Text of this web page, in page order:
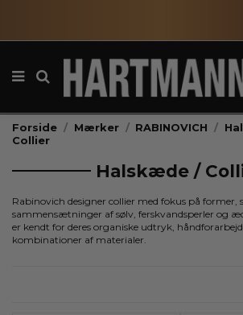
Forside Mærker RABINOVICH
Collier
Halskæde /
Rabinovich designer collier med fokus på former,
sammensætninger af sølv, ferskvandsperler og
er kendt for deres organiske udtryk,
kombinationer af materialer.